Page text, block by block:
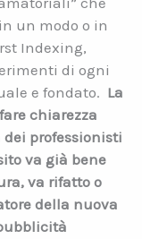
un modo o in
Indexing,
di ogni
e fondato. La
chiarezza
professionisti
va già bene
va rifatto o
della nuova